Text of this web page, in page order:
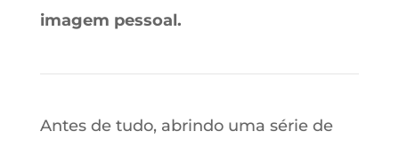
imagem pessoal.
Antes de tudo, abrindo uma série de